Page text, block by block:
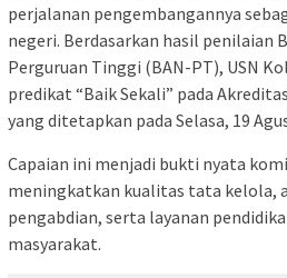
perjalanan pengembangannya
negeri. Berdasarkan hasil penilaian
Perguruan Tinggi (BAN-PT), USN
predikat “Baik Sekali” pada
yang ditetapkan pada Selasa, 19
Capaian ini menjadi bukti nyata
meningkatkan kualitas tata kelola,
pengabdian, serta layanan
masyarakat.